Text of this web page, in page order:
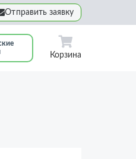
Отправить заявку
Корзина